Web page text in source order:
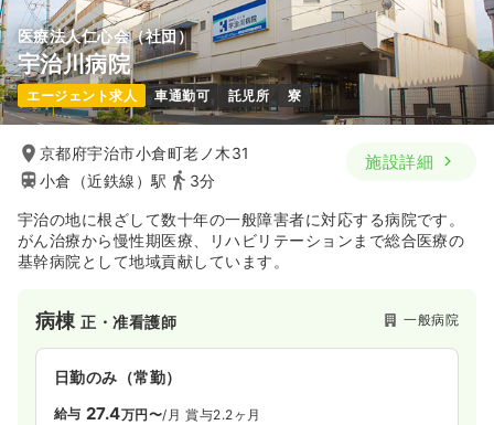
医療法人仁心会（社団）
宇治川病院
エージェント求人 車通勤可 託児所 寮
京都府宇治市小倉町老ノ木31
小倉（近鉄線）駅
3分
施設詳細
宇治の地に根ざして数十年の一般障害者に対応する病院です。
がん治療から慢性期医療、リハビリテーションまで総合医療の
基幹病院として地域貢献しています。
病棟正・准看護師 一般病院
日勤のみ（常勤）
給与 27.4万円〜/月 賞与2.2ヶ月